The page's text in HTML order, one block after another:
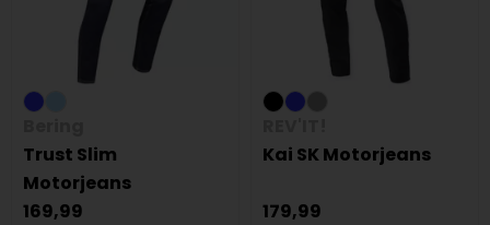
Trust Slim
Motorjeans
169,99
Kai SK Motorjeans
179,99